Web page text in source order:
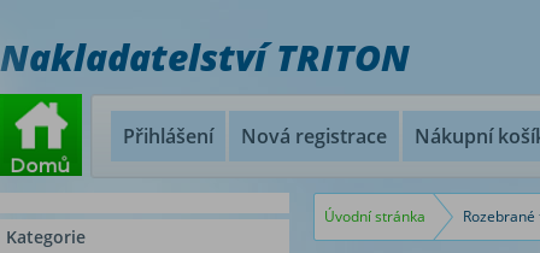
Nakladatelství TRITON
Přihlášení Nová registrace Nákupní
Kategorie
Úvodní stránka